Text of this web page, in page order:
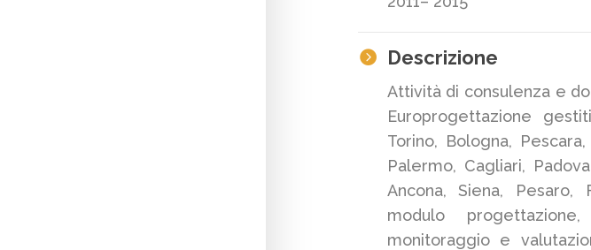
 Descrizione
Attività di consulenza e
Europrogettazione
Torino, Bologna,
Palermo, Cagliari,
Ancona, Siena, Pesaro,
modulo
monitoraggio e